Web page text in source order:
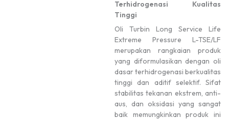
Terhidrogenasi Kualitas
Tinggi
Oli Turbin Long Service Life
Extreme Pressure L-TSE/LF
merupakan rangkaian produk
yang diformulasikan dengan oli
dasar terhidrogenasi berkualitas
tinggi dan aditif selektif. Sifat
stabilitas tekanan ekstrem, anti-
aus, dan oksidasi yang sangat
baik memungkinkan produk ini